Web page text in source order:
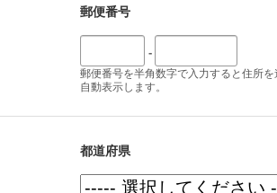
郵便番号
-
郵便番号を半角数字で入力すると住所を
自動表示します。
都道府県